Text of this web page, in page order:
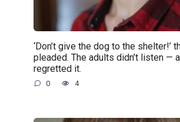
‘Don’t give the dog to the shelter!’
pleaded. The adults didn’t listen —
regretted it.
0 4